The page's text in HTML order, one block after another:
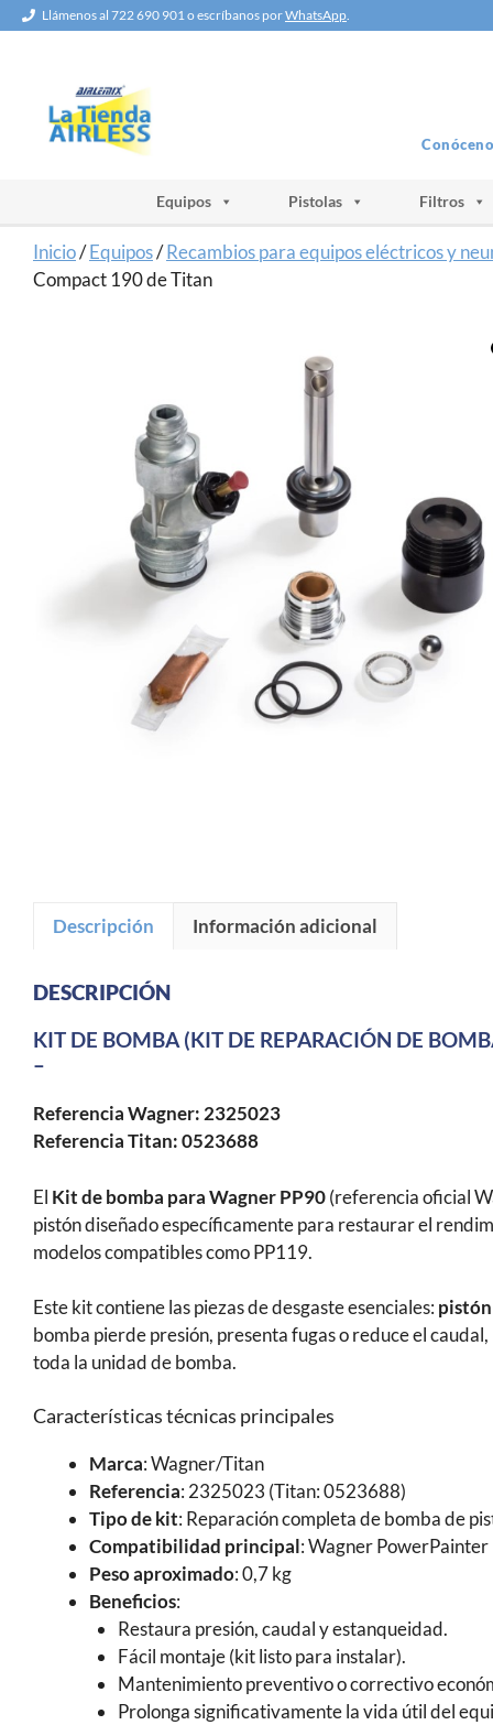
SaltarLlámenos al 722 690 901 o escríbanos porWhatsApp.
Equipos Pistolas Filtros
Inicio/Equipos/Recambios para equipos eléctricos y
Compact 190 de Titan
Descripción Información adicional
DESCRIPCIÓN
KIT DE BOMBA (KIT DE REPARACIÓN DE
–
Referencia Wagner: 2325023
Referencia Titan: 0523688
El Kit de bomba para Wagner PP90(referencia oficial
pistón diseñado específicamente para restaurar el
modelos compatibles como PP119.
Este kit contiene las piezas de desgaste esenciales:
bomba pierde presión, presenta fugas o reduce el
toda la unidad de bomba.
Características técnicas principales
Marca: Wagner/Titan
Referencia: 2325023 (Titan: 0523688)
Tipo de kit: Reparación completa de bomba de
Compatibilidad principal: Wagner
Peso aproximado: 0,7 kg
Beneficios:
Restaura presión, caudal y estanqueidad.
Fácil montaje (kit listo para instalar).
Mantenimiento preventivo o correctivo
Prolonga significativamente la vida útil del